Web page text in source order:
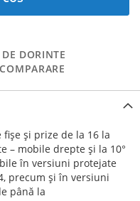
DORINTE
fişe şi prize de la 16 la
– mobile drepte şi la 10°
în versiuni protejate
precum şi în versiuni
până la